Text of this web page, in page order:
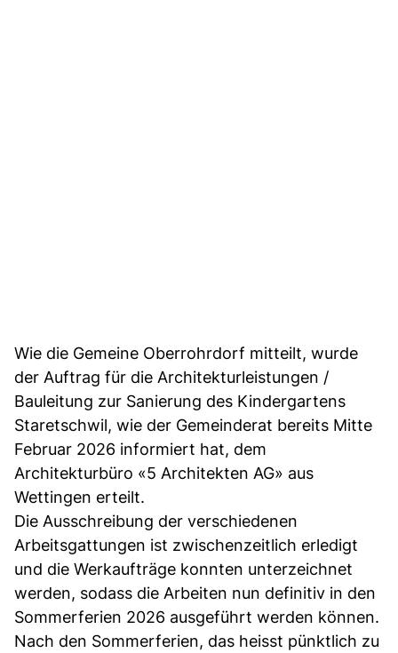
Wie die Gemeine Oberrohrdorf mitteilt, wurde
der Auftrag für die Architekturleistungen /
Bauleitung zur Sanierung des Kindergartens
Staretschwil, wie der Gemeinderat bereits Mitte
Februar 2026 informiert hat, dem
Architekturbüro «5 Architekten AG» aus
Wettingen erteilt.
Die Ausschreibung der verschiedenen
Arbeitsgattungen ist zwischenzeitlich erledigt
und die Werkaufträge konnten unterzeichnet
werden, sodass die Arbeiten nun definitiv in den
Sommerferien 2026 ausgeführt werden können.
Nach den Sommerferien, das heisst pünktlich zu